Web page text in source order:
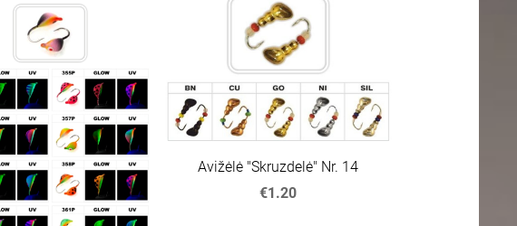
Avižėlė "Skruzdelė" Nr. 14
€1.20